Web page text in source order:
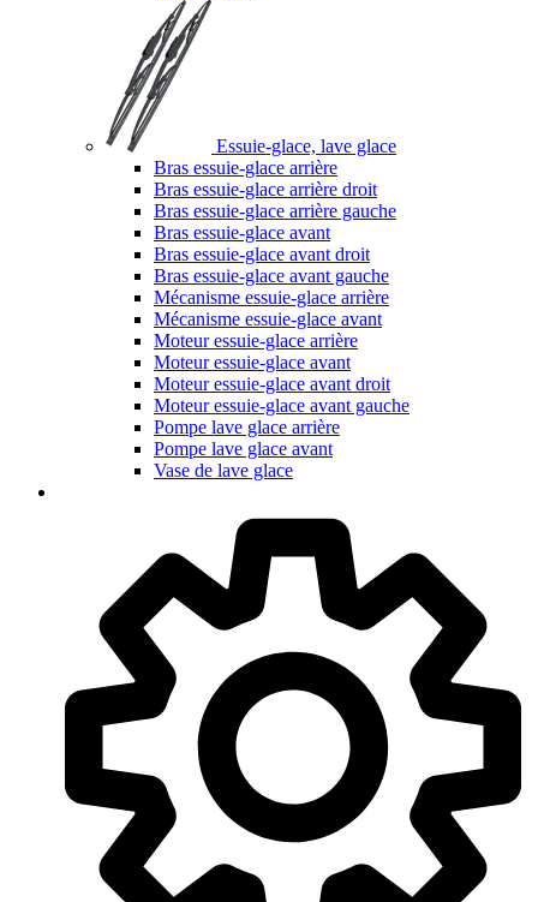
Essuie-glace, lave glace
Bras essuie-glace arrière
Bras essuie-glace arrière droit
Bras essuie-glace arrière gauche
Bras essuie-glace avant
Bras essuie-glace avant droit
Bras essuie-glace avant gauche
Mécanisme essuie-glace arrière
Mécanisme essuie-glace avant
Moteur essuie-glace arrière
Moteur essuie-glace avant
Moteur essuie-glace avant droit
Moteur essuie-glace avant gauche
Pompe lave glace arrière
Pompe lave glace avant
Vase de lave glace